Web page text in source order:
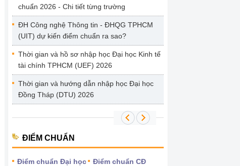
chuẩn 2026 - Chi tiết từng trường
ĐH Công nghệ Thông tin - ĐHQG TPHCM
(UIT) dự kiến điểm chuẩn ra sao?
Thời gian và hồ sơ nhập học Đại học Kinh tế
tài chính TPHCM (UEF) 2026
Thời gian và hướng dẫn nhập học Đại học
Đồng Tháp (DTU) 2026
ĐIỂM CHUẨN
Điểm chuẩn Đại học
Điểm chuẩn CĐ